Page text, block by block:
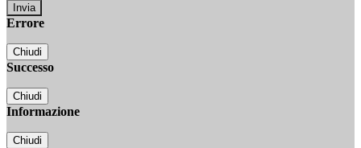
Errore
Chiudi
Successo
Chiudi
Informazione
Chiudi